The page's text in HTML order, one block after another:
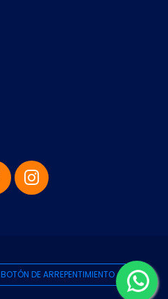
BOTÓN DE ARREPENTIMIENTO